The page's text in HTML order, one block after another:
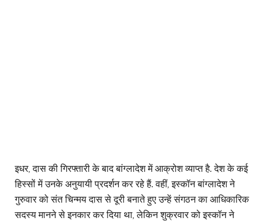
इधर, दास की गिरफ्तारी के बाद बांग्लादेश में आक्रोश व्याप्त है. देश के कई
हिस्सों में उनके अनुयायी प्रदर्शन कर रहे हैं. वहीं, इस्कॉन बांग्लादेश ने
गुरुवार को संत चिन्मय दास से दूरी बनाते हुए उन्हें संगठन का आधिकारिक
सदस्य मानने से इनकार कर दिया था, लेकिन शुक्रवार को इस्कॉन ने